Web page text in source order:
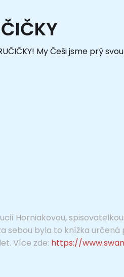
RUČIČKY! My Češi jsme prý
Horniakovou,
sebou byla to knížka
Více zde: https://